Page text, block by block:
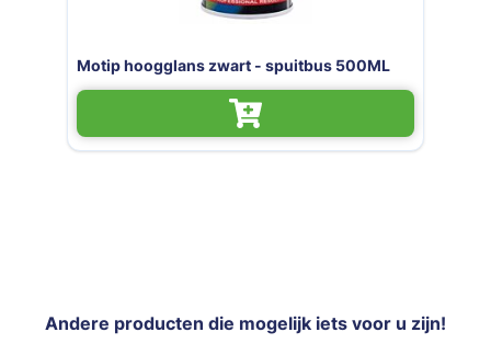
- spuitbus 500ML Motip primer wit -
Andere producten die mogelijk iets voor u zijn!